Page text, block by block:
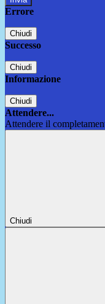
Errore
Chiudi
Successo
Chiudi
Informazione
Chiudi
Attendere...
Attendere il
Chiudi